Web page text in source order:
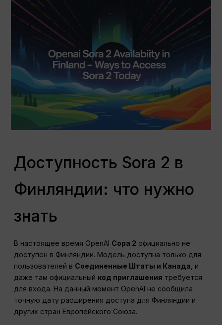
Доступность Sora 2 в
Финляндии: что нужно
знать
В настоящее время OpenAI Сора 2 официально не
доступен в Финляндии. Модель доступна только для
пользователей в Соединенные Штаты и Канада , и
даже там официальный код приглашения требуется
для входа. На данный момент OpenAI не сообщила
точную дату расширения доступа для Финляндии и
других стран Европейского Союза.